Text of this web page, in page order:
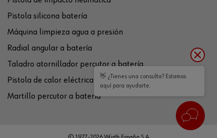
Pistola silicona batería
Máquina limpieza agua a presión
Radial angular a batería
Taladro atornillador percutor a batería
Pistola de calor eléctrica
Martillo percutor a batería
👋 ¿Tienes una consulta? Estamos
aquí para ayudarte.